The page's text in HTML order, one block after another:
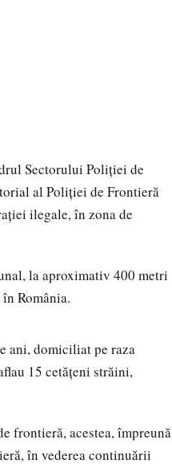
Sectorului Poliției de
al Poliției de Frontieră
ilegale, în zona de
la aproximativ 400 metri
România.
ani, domiciliat pe raza
15 cetăţeni străini,
frontieră, acestea, împreună
în vederea continuării